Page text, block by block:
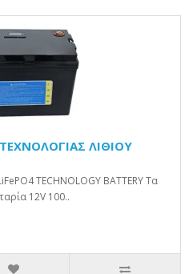
ΛΙΘΙΟΥ
TECHNOLOGY BATTERY Τα
12V 100..